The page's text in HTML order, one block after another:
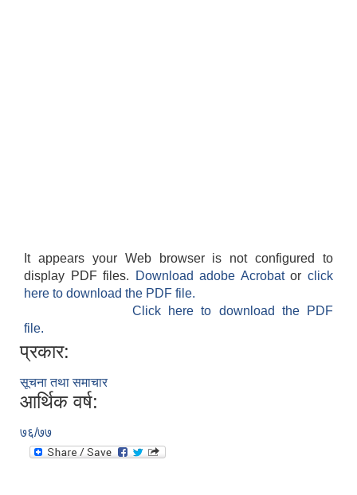
It appears your Web browser is not configured to
display PDF files.
Download adobe Acrobatorclick
here to download the PDF file.
Click here to download the PDF
file.
प्रकार:
सूचना तथा समाचार
आर्थिक वर्ष:
७६/७७